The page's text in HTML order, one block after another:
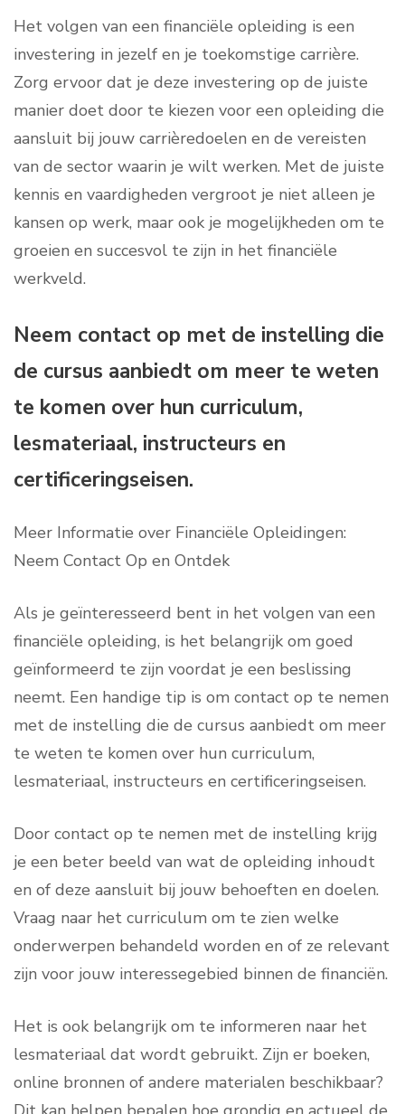
Het volgen van een financiële opleiding is een
investering in jezelf en je toekomstige carrière.
Zorg ervoor dat je deze investering op de juiste
manier doet door te kiezen voor een opleiding die
aansluit bij jouw carrièredoelen en de vereisten
van de sector waarin je wilt werken. Met de juiste
kennis en vaardigheden vergroot je niet alleen je
kansen op werk, maar ook je mogelijkheden om te
groeien en succesvol te zijn in het financiële
werkveld.
Neem contact op met de instelling die
de cursus aanbiedt om meer te weten
te komen over hun curriculum,
lesmateriaal, instructeurs en
certificeringseisen.
Meer Informatie over Financiële Opleidingen:
Neem Contact Op en Ontdek
Als je geïnteresseerd bent in het volgen van een
financiële opleiding, is het belangrijk om goed
geïnformeerd te zijn voordat je een beslissing
neemt. Een handige tip is om contact op te nemen
met de instelling die de cursus aanbiedt om meer
te weten te komen over hun curriculum,
lesmateriaal, instructeurs en certificeringseisen.
Door contact op te nemen met de instelling krijg
je een beter beeld van wat de opleiding inhoudt
en of deze aansluit bij jouw behoeften en doelen.
Vraag naar het curriculum om te zien welke
onderwerpen behandeld worden en of ze relevant
zijn voor jouw interessegebied binnen de financiën.
Het is ook belangrijk om te informeren naar het
lesmateriaal dat wordt gebruikt. Zijn er boeken,
online bronnen of andere materialen beschikbaar?